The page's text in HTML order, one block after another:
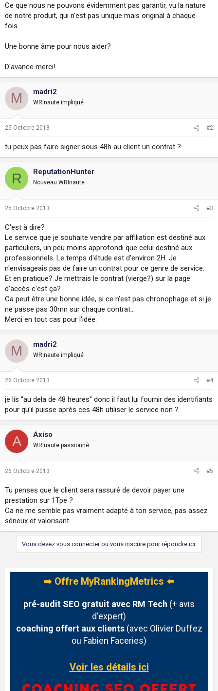
Ce que nous ne pouvons évidemment pas garantir, vu la nature
de notre produit, qui n'est pas unique mais original à chaque
fois....
Une bonne âme pour nous aider?
D'avance merci!
M madri2
WRInaute impliqué
25 Octobre 2013 #2
tu peux pas faire signer sous 48h au client un contrat ?
R ReputationHunter
Nouveau WRInaute
25 Octobre 2013 #3
C'est à dire?
Le service que je souhaite vendre par affiliation est destiné aux
particuliers, un peu moins approfondi que celui destiné aux
professionnels. Le temps d'étude est d'environ 2H. Je
n'envisageais pas de faire un contrat pour ce genre de service.
Et en pratique? Je mettrais le contrat (vierge?) sur la page
d'accès c'est ça?
Ca peut être une bonne idée, si ce n'est pas chronophage et si je
ne passe pas 30mn sur chaque contrat...
Merci en tout cas pour l'idée.
M madri2
WRInaute impliqué
26 Octobre 2013 #4
je lis "au dela de 48 heures" donc il faut lui fournir des identifiants
pour qu'il puisse après ces 48h utiliser le service non ?
A Axiso
WRInaute passionné
26 Octobre 2013 #5
Tu penses que le client sera rassuré de devoir payer une
prestation sur 1Tpe ?
Ca ne me semble pas vraiment adapté à ton service, pas assez
sérieux et valorisant.
Vous devez vous connecter ou vous inscrire pour répondre ici.
➡️ Offre MyRankingMetrics ⬅️
pré-audit SEO gratuit avec RM Tech (+ avis
d'expert)
coaching offert aux clients(avec Olivier Duffez
ou Fabien Faceries)
Voir les détails ici